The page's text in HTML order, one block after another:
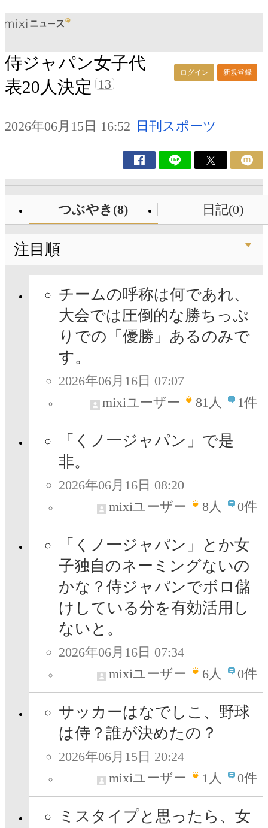
ログイン 新規登録
侍ジャパン女子代
表20人決定 13
2026年06月15日 16:52 日刊スポーツ
つぶやき(8) 日記(0)
注目順
チームの呼称は何であれ、
大会では圧倒的な勝ちっぷ
りでの「優勝」あるのみで
す。
2026年06月16日 07:07
mixiユーザー
81人 1件
「くノ一ジャパン」で是
非。
2026年06月16日 08:20
mixiユーザー
8人 0件
「くノ一ジャパン」とか女
子独自のネーミングないの
かな？侍ジャパンでボロ儲
けしている分を有効活用し
ないと。
2026年06月16日 07:34
mixiユーザー
6人 0件
サッカーはなでしこ、野球
は侍？誰が決めたの？
2026年06月15日 20:24
mixiユーザー
1人 0件
ミスタイプと思ったら、女